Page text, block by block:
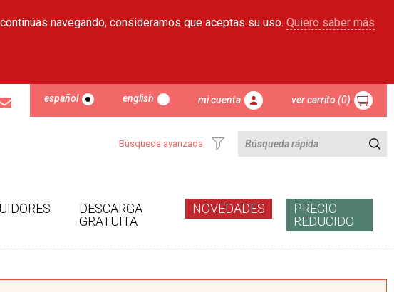
navegando, consideramos que aceptas su uso. Quiero saber más
español english mi cuenta ver carrito (0)
Búsqueda avanzada
DESCARGA
GRATUITA
NOVEDADES
PRECIO
REDUCIDO